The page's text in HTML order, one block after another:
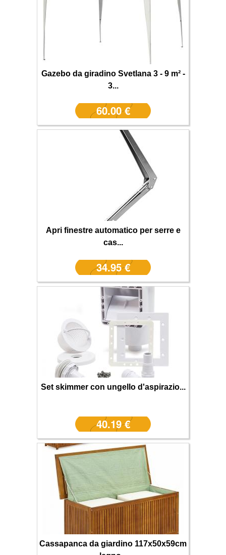
Gazebo da giradino Svetlana 3 - 9 m² -
3...
60.00 €
Apri finestre automatico per serre e
cas...
34.95 €
Set skimmer con ungello d'aspirazio...
40.19 €
Cassapanca da giardino 117x50x59cm